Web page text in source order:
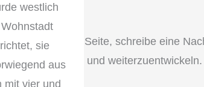
westlich
sie
aus
mit vier und
auf dieser Seite, schreibe eine
zu stärken und weiterzuentwickeln.